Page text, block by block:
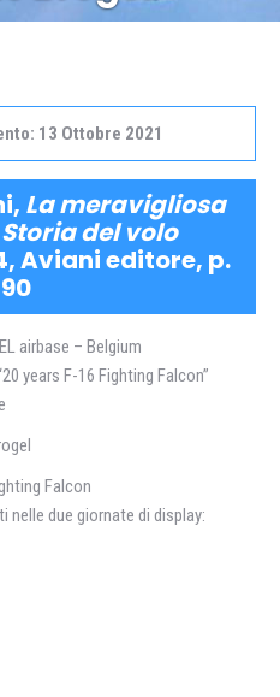
13 Ottobre 2021
La meravigliosa
del volo
Aviani editore, p.
airbase – Belgium
years F-16 Fighting Falcon”
Falcon
due giornate di display: